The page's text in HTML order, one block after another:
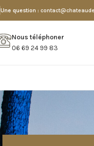
Une question :
Nous téléphoner
06 69 24 99 83